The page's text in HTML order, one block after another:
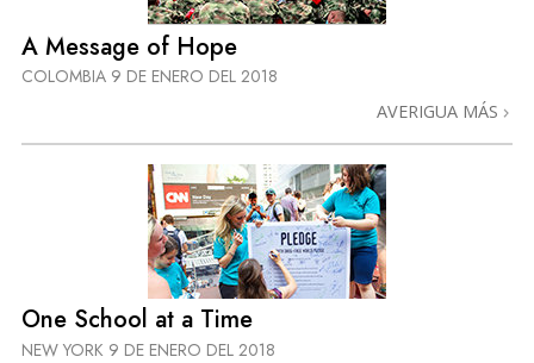
A Message of Hope
COLOMBIA 9 DE ENERO DEL 2018
AVERIGUA MÁS
One School at a Time
NEW YORK 9 DE ENERO DEL 2018